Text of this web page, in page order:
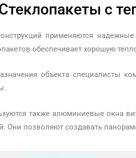
с
применяются
обеспечивает хорошую
объекта специалисты
также алюминиевые окна
Они позволяют создавать